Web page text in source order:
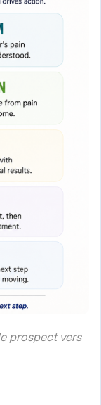
prospect vers